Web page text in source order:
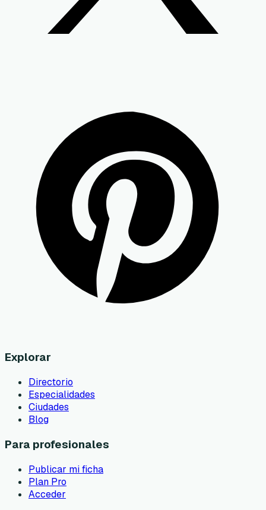
Explorar
Directorio
Especialidades
Ciudades
Blog
Para profesionales
Publicar mi ficha
Plan Pro
Acceder